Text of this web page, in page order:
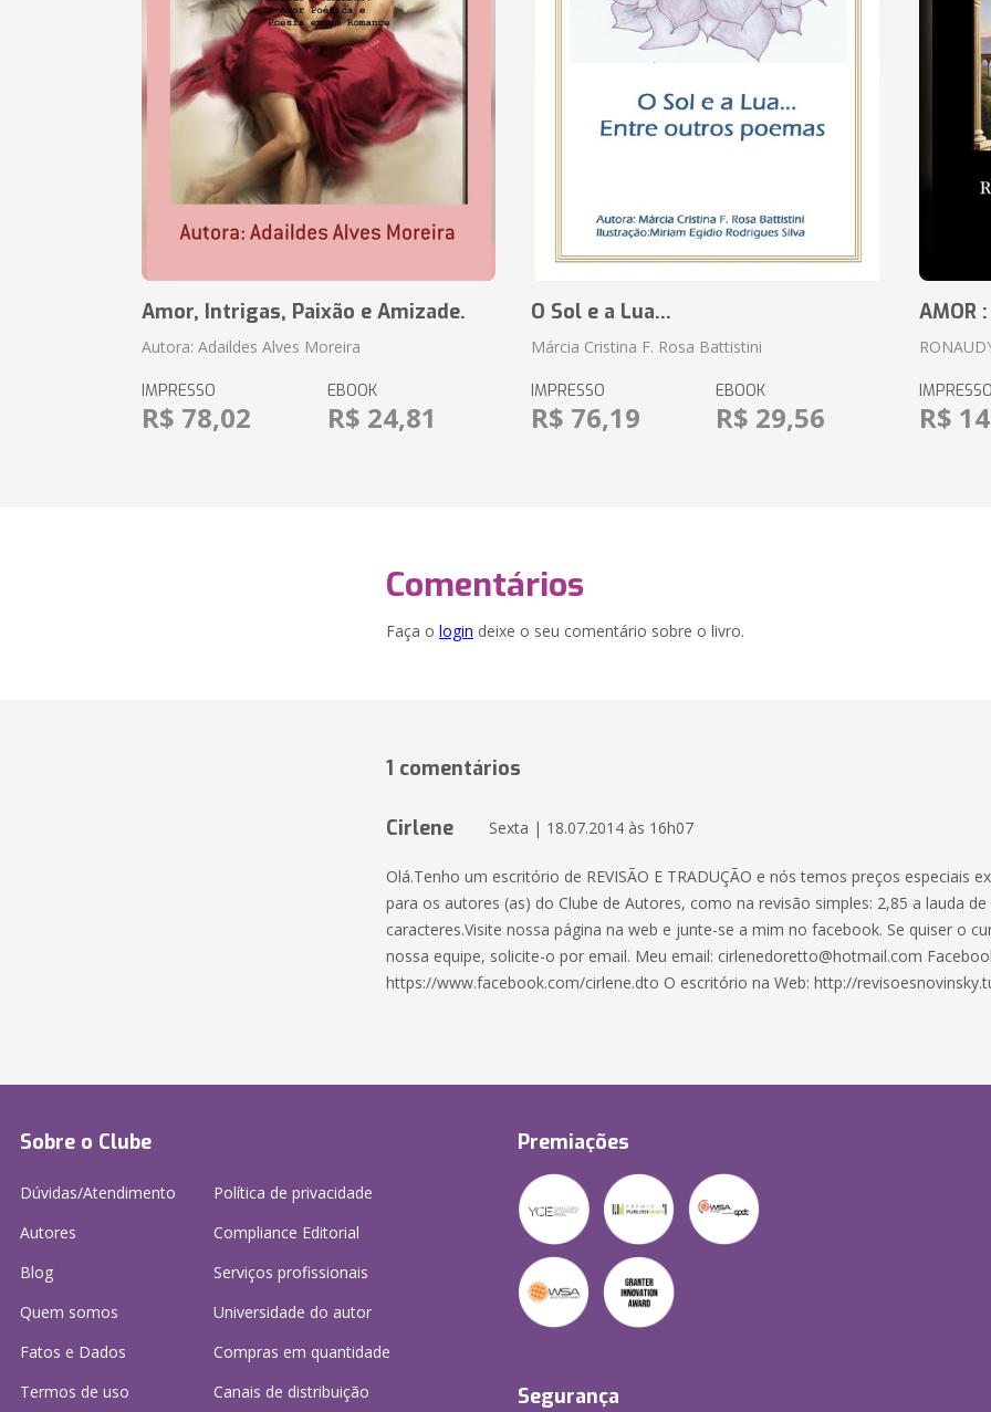
Amor, Intrigas, Paixão e Amizade.
Autora: Adaildes Alves Moreira
IMPRESSO
R$ 78,02
EBOOK
R$ 24,81
O Sol e a Lua...
Márcia Cristina F. Rosa Battistini
IMPRESSO
R$ 76,19
EBOOK
R$ 29,56
AMOR
IMPRESSO
R$
Comentários
Faça o login deixe o seu comentário sobre o livro.
1 comentários
Cirlene Sexta | 18.07.2014 às 16h07
Olá.Tenho um escritório de REVISÃO E TRADUÇÃO e nós temos preços especiais
para os autores (as) do Clube de Autores, como na revisão simples: 2,85 a lauda de
caracteres.Visite nossa página na web e junte-se a mim no facebook. Se quiser o
nossa equipe, solicite-o por email. Meu email: cirlenedoretto@hotmail.com
https://www.facebook.com/cirlene.dto O escritório na Web: http://
Sobre o Clube
Dúvidas/Atendimento
Autores
Blog
Quem somos
Fatos e Dados
Termos de uso
Política de privacidade
Compliance Editorial
Serviços profissionais
Universidade do autor
Compras em quantidade
Canais de distribuição
Premiações
Segurança